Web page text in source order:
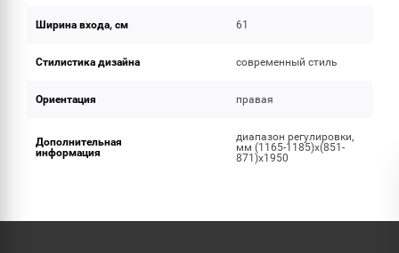
Ширина входа, см 61
Стилистика дизайна современный стиль
Ориентация правая
Дополнительная
информация
диапазон регулировки,
мм (1165-1185)x(851-
871)x1950